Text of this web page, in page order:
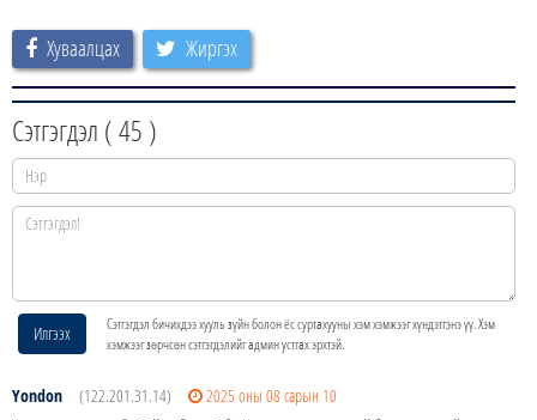
Хуваалцах Жиргэх
Сэтгэгдэл (45 )
Илгээх
Сэтгэгдэл бичихдээ хууль зүйн болон ёс суртахууны хэм хэмжээг хүндэтгэнэ үү. Хэм
хэмжээг зөрчсөн сэтгэгдэлийг админ устгах эрхтэй.
Yondon (122.201.31.14)
2025 оны 08 сарын 10